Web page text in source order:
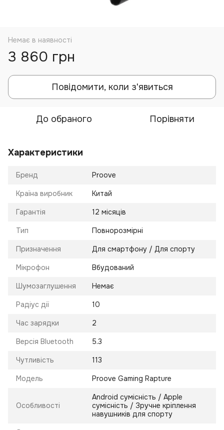
Немає в наявності
3 860 грн
Повідомити, коли з'явиться
До обраного Порівняти
Характеристики
Бренд Proove
Країна виробник Китай
Гарантія 12 місяців
Тип Повнорозмірні
Призначення Для смартфону / Для спорту
Мікрофон Вбудований
Шумозаглушення Немає
Радіус дії 10
Час зарядки 2
Версія Bluetooth 5.3
Чутливість 113
Модель Proove Gaming Rapture
Особливості
Android сумісність / Apple
сумісність / Зручне кріплення
навушників для спорту